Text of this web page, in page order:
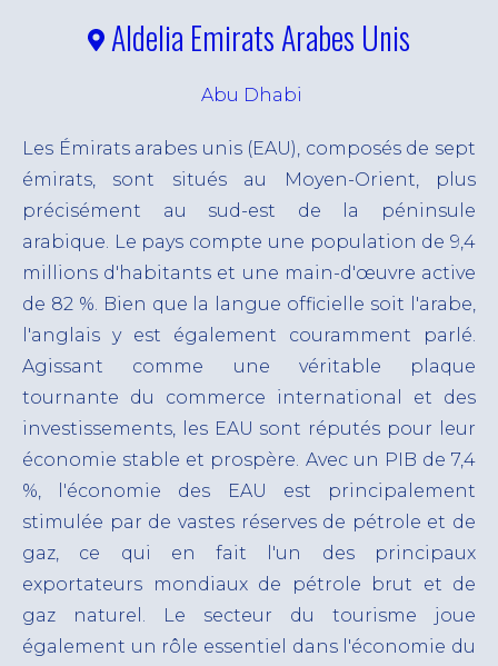
Nos solutions
Acquisition de talents
Gestion de la paie
Portage salarial
Solution d’externalisation sur mesure – RPO
Technologies RH et Digitalisation
Notre Stratégie
Aldelia Emirats Arabes Unis
Abu Dhabi
Les Émirats arabes unis (EAU), composés de sept
émirats, sont situés au Moyen-Orient, plus
précisément au sud-est de la péninsule
arabique. Le pays compte une population de 9,4
millions d'habitants et une main-d'œuvre active
de 82 %. Bien que la langue officielle soit l'arabe,
l'anglais y est également couramment parlé.
Agissant comme une véritable plaque
tournante du commerce international et des
investissements, les EAU sont réputés pour leur
économie stable et prospère. Avec un PIB de 7,4
%, l'économie des EAU est principalement
stimulée par de vastes réserves de pétrole et de
gaz, ce qui en fait l'un des principaux
exportateurs mondiaux de pétrole brut et de
gaz naturel.
Le secteur du tourisme joue
également un rôle essentiel dans l'économie du